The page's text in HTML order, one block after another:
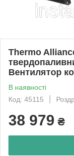
Thermo
Вентилятор
В наявності
Код: 45115
38 979 ₴